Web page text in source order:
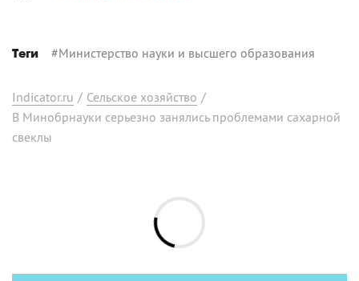
Теги #Министерство науки и высшего образования
Indicator.ru / Сельское хозяйство /
В Минобрнауки серьезно занялись проблемами сахарной
свеклы